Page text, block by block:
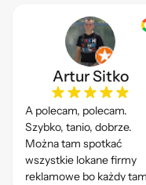
Artur Sitko
A polecam, polecam.
Szybko, tanio, dobrze.
Można tam spotkać
wszystkie lokane firmy
reklamowe bo każdy tam